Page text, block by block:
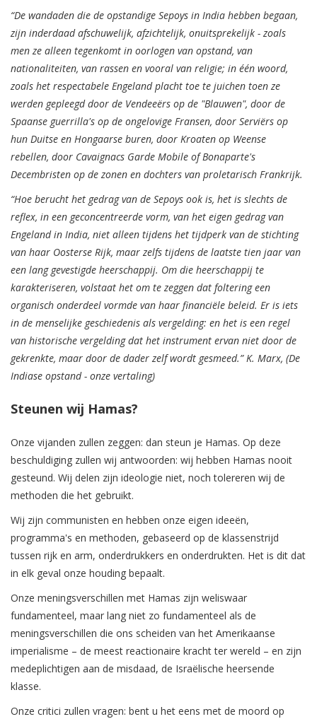
“De wandaden die de opstandige Sepoys in India hebben begaan,
zijn inderdaad afschuwelijk, afzichtelijk, onuitsprekelijk - zoals
men ze alleen tegenkomt in oorlogen van opstand, van
nationaliteiten, van rassen en vooral van religie; in één woord,
zoals het respectabele Engeland placht toe te juichen toen ze
werden gepleegd door de Vendeeërs op de "Blauwen", door de
Spaanse guerrilla's op de ongelovige Fransen, door Serviërs op
hun Duitse en Hongaarse buren, door Kroaten op Weense
rebellen, door Cavaignacs Garde Mobile of Bonaparte's
Decembristen op de zonen en dochters van proletarisch Frankrijk.
“Hoe berucht het gedrag van de Sepoys ook is, het is slechts de
reflex, in een geconcentreerde vorm, van het eigen gedrag van
Engeland in India, niet alleen tijdens het tijdperk van de stichting
van haar Oosterse Rijk, maar zelfs tijdens de laatste tien jaar van
een lang gevestigde heerschappij. Om die heerschappij te
karakteriseren, volstaat het om te zeggen dat foltering een
organisch onderdeel vormde van haar financiële beleid. Er is iets
in de menselijke geschiedenis als vergelding: en het is een regel
van historische vergelding dat het instrument ervan niet door de
gekrenkte, maar door de dader zelf wordt gesmeed.” K. Marx, (De
Indiase opstand - onze vertaling)
Steunen wij Hamas?
Onze vijanden zullen zeggen: dan steun je Hamas. Op deze
beschuldiging zullen wij antwoorden: wij hebben Hamas nooit
gesteund. Wij delen zijn ideologie niet, noch tolereren wij de
methoden die het gebruikt.
Wij zijn communisten en hebben onze eigen ideeën,
programma's en methoden, gebaseerd op de klassenstrijd
tussen rijk en arm, onderdrukkers en onderdrukten. Het is dit dat
in elk geval onze houding bepaalt.
Onze meningsverschillen met Hamas zijn weliswaar
fundamenteel, maar lang niet zo fundamenteel als de
meningsverschillen die ons scheiden van het Amerikaanse
imperialisme – de meest reactionaire kracht ter wereld – en zijn
medeplichtigen aan de misdaad, de Israëlische heersende
klasse.
Onze critici zullen vragen: bent u het eens met de moord op